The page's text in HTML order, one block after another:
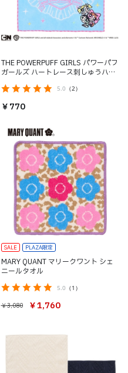
THE POWERPUFF GIRLS パワーパフ
ガールズ ハートレース刺しゅうハン
5.0 （2）
￥770
SALE PLAZA限定
MARY QUANT マリークワント シェ
ニールタオル
5.0 （1）
￥3,080 ￥1,760